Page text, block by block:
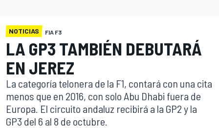
NOTICIAS FIA F3
LA GP3 TAMBIÉN DEBUTARÁ
EN JEREZ
La categoría telonera de la F1, contará con una cita
menos que en 2016, con solo Abu Dhabi fuera de
Europa. El circuito andaluz recibirá a la GP2 y la
GP3 del 6 al 8 de octubre.